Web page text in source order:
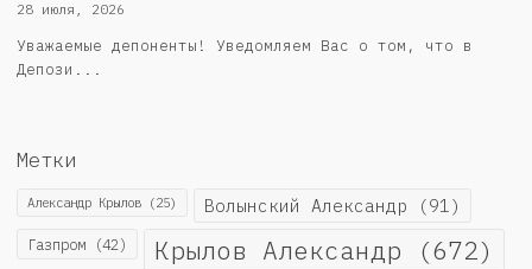
28 июля, 2026
Уважаемые депоненты! Уведомляем Вас о том, что в
Депози...
Метки
Александр Крылов (25) Волынский Александр (91)
Газпром (42) Крылов Александр (672)